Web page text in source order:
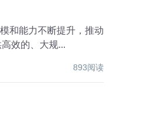
效的、大规...
893阅读